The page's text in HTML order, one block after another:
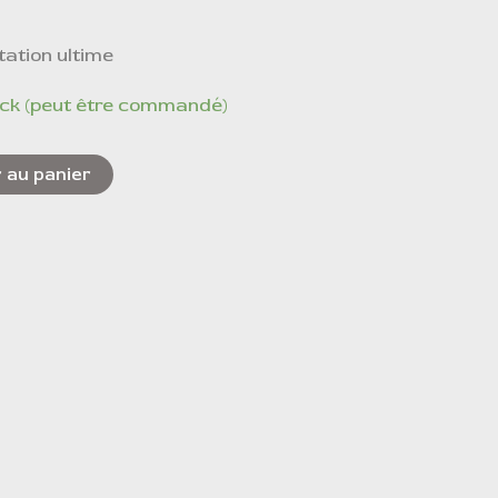
ultime
(peut être commandé)
panier